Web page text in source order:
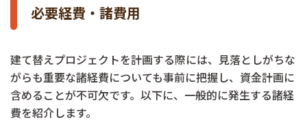
必要経費・諸費用
建て替えプロジェクトを計画する際には、見落としがちな
がらも重要な諸経費についても事前に把握し、資金計画に
含めることが不可欠です。以下に、一般的に発生する諸経
費を紹介します。